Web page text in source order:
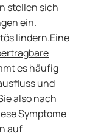
stellen sich
ein.
lindern.Eine
es häufig
und
also nach
Symptome
auf